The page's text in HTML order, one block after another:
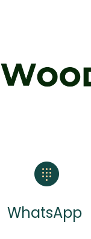
WhatsApp